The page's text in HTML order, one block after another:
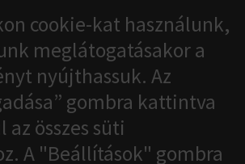
cookie-kat használunk,
meglátogatásakor a
nyújthassuk. Az
gombra kattintva
az összes süti
A "Beállítások" gombra